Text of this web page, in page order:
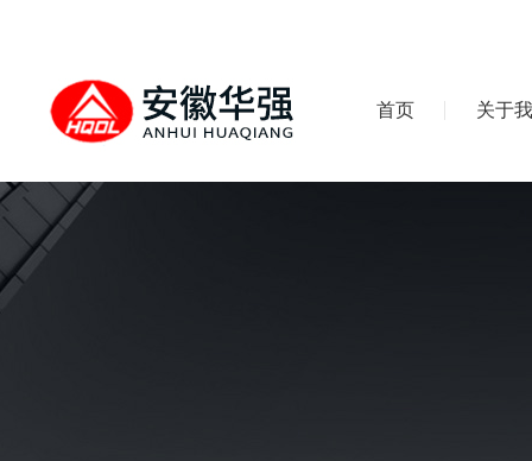
首页 关于